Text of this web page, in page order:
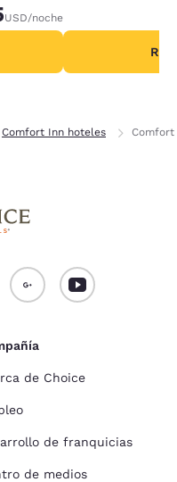
USD/noche
Comfort Inn hoteles
de Choice
de franquicias
de medios